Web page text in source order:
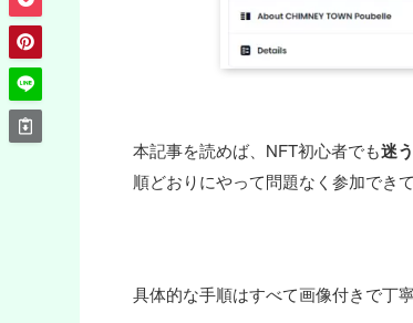
本記事を読めば、NFT初心者でも迷
順どおりにやって問題なく参加できて
具体的な手順はすべて画像付きで丁